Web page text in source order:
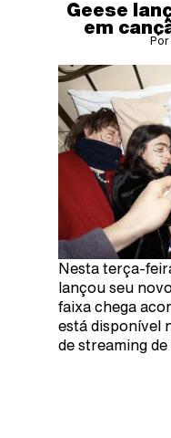
Geese
em
Por
Nesta terça-
lançou seu
faixa chega
está disponível
de streaming de